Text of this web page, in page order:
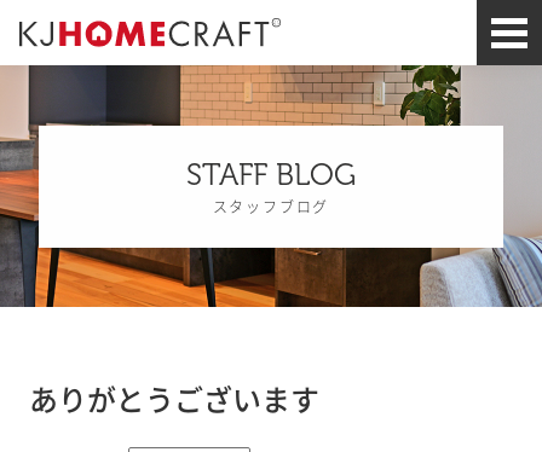
STAFF BLOG
スタッフブログ
ありがとうございます